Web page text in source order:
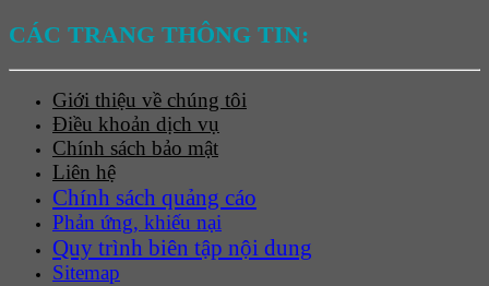
CÁC TRANG THÔNG TIN:
Giới thiệu về chúng tôi
Điều khoản dịch vụ
Chính sách bảo mật
Liên hệ
Chính sách quảng cáo
Phản ứng, khiếu nại
Quy trình biên tập nội dung
Sitemap